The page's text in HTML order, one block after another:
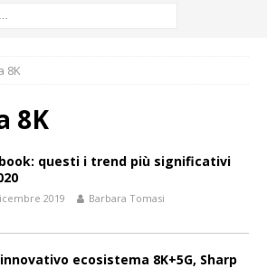
8K
8K
questi i trend più significativi
2019 Barbara Tomasi
ecosistema 8K+5G, Sharp